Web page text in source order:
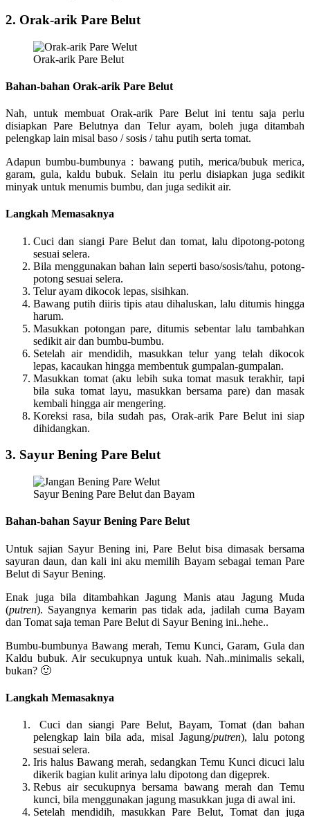
2. Orak-arik Pare Belut
Orak-arik Pare Belut
Bahan-bahan Orak-arik Pare Belut
Nah, untuk membuat Orak-arik Pare Belut ini tentu saja perlu
disiapkan Pare Belutnya dan Telur ayam, boleh juga ditambah
pelengkap lain misal baso / sosis / tahu putih serta tomat.
Adapun bumbu-bumbunya : bawang putih, merica/bubuk merica,
garam, gula, kaldu bubuk. Selain itu perlu disiapkan juga sedikit
minyak untuk menumis bumbu, dan juga sedikit air.
Langkah Memasaknya
Cuci dan siangi Pare Belut dan tomat, lalu dipotong-potong
sesuai selera.
Bila menggunakan bahan lain seperti baso/sosis/tahu, potong-
potong sesuai selera.
Telur ayam dikocok lepas, sisihkan.
Bawang putih diiris tipis atau dihaluskan, lalu ditumis hingga
harum.
Masukkan potongan pare, ditumis sebentar lalu tambahkan
sedikit air dan bumbu-bumbu.
Setelah air mendidih, masukkan telur yang telah dikocok
lepas, kacaukan hingga membentuk gumpalan-gumpalan.
Masukkan tomat (aku lebih suka tomat masuk terakhir, tapi
bila suka tomat layu, masukkan bersama pare) dan masak
kembali hingga air mengering.
Koreksi rasa, bila sudah pas, Orak-arik Pare Belut ini siap
dihidangkan.
3. Sayur Bening Pare Belut
Sayur Bening Pare Belut dan Bayam
Bahan-bahan Sayur Bening Pare Belut
Untuk sajian Sayur Bening ini, Pare Belut bisa dimasak bersama
sayuran daun, dan kali ini aku memilih Bayam sebagai teman Pare
Belut di Sayur Bening.
Enak juga bila ditambahkan Jagung Manis atau Jagung Muda
(putren). Sayangnya kemarin pas tidak ada, jadilah cuma Bayam
dan Tomat saja teman Pare Belut di Sayur Bening ini..hehe..
Bumbu-bumbunya Bawang merah, Temu Kunci, Garam, Gula dan
Kaldu bubuk. Air secukupnya untuk kuah. Nah..minimalis sekali,
bukan? 🙂
Langkah Memasaknya
Cuci dan siangi Pare Belut, Bayam, Tomat (dan bahan
pelengkap lain bila ada, misal Jagung/putren), lalu potong
sesuai selera.
Iris halus Bawang merah, sedangkan Temu Kunci dicuci lalu
dikerik bagian kulit arinya lalu dipotong dan digeprek.
Rebus air secukupnya bersama bawang merah dan Temu
kunci, bila menggunakan jagung masukkan juga di awal ini.
Setelah mendidih, masukkan Pare Belut, Tomat dan juga